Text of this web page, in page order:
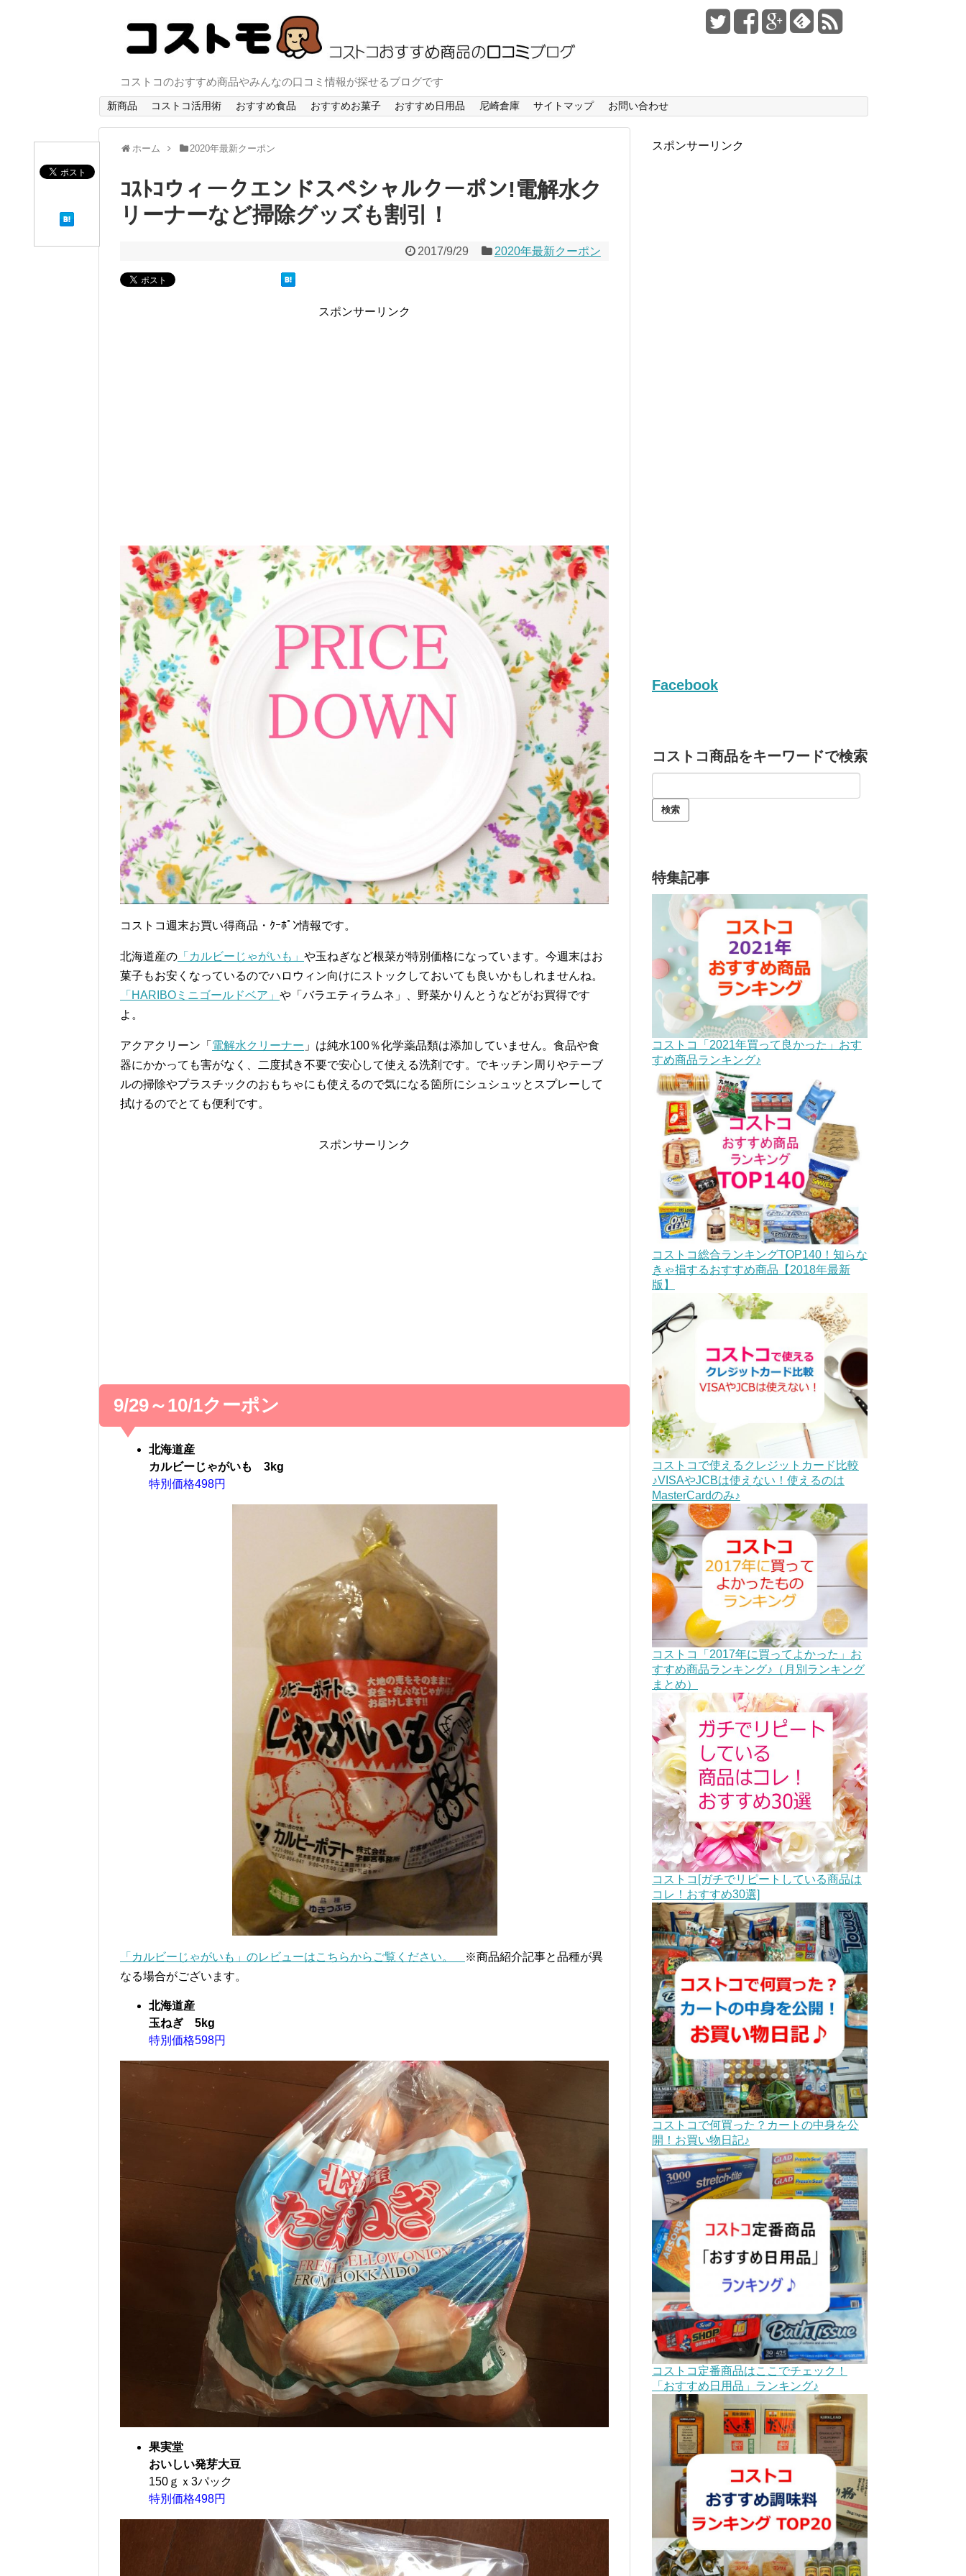
コストコのおすすめ商品やみんなの口コミ情報が探せるブログです
新商品 コストコ活用術 おすすめ食品 おすすめお菓子 おすすめ日用品 尼崎倉庫 サイトマップ お問い合わせ
ホーム 2020年最新クーポン
ｺｽﾄｺウィークエンドスペシャルクーポン!電解水ク
リーナーなど掃除グッズも割引！
2017/9/29 2020年最新クーポン
スポンサーリンク
コストコ週末お買い得商品・ｸｰﾎﾟﾝ情報です。
北海道産の 「カルビーじゃがいも」 や玉ねぎなど根菜が特別価格になっています。今週末はお
菓子もお安くなっているのでハロウィン向けにストックしておいても良いかもしれませんね。
「HARIBOミニゴールドベア」 や「バラエティラムネ」、野菜かりんとうなどがお買得です
よ。
アクアクリーン「 電解水クリーナー 」は純水100％化学薬品類は添加していません。食品や食
器にかかっても害がなく、二度拭き不要で安心して使える洗剤です。でキッチン周りやテーブ
ルの掃除やプラスチックのおもちゃにも使えるので気になる箇所にシュシュッとスプレーして
拭けるのでとても便利です。
スポンサーリンク
9/29～10/1クーポン
北海道産
カルビーじゃがいも 3kg
特別価格498円
「カルビーじゃがいも」のレビューはこちらからご覧ください。
※商品紹介記事と品種が異
なる場合がございます。
北海道産
玉ねぎ 5kg
特別価格598円
果実堂
おいしい発芽大豆
150ｇｘ3パック
特別価格498円
スポンサーリンク
Facebook
コストコ商品をキーワードで検索
特集記事
コストコ「2021年買って良かった」おす
すめ商品ランキング♪
コストコ総合ランキングTOP140！知らな
きゃ損するおすすめ商品【2018年最新
版】
コストコで使えるクレジットカード比較
♪VISAやJCBは使えない！使えるのは
MasterCardのみ♪
コストコ「2017年に買ってよかった」お
すすめ商品ランキング♪（月別ランキング
まとめ）
コストコ[ガチでリピートしている商品は
コレ！おすすめ30選]
コストコで何買った？カートの中身を公
開！お買い物日記♪
コストコ定番商品はここでチェック！
「おすすめ日用品」ランキング♪